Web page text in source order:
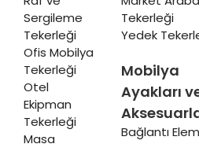
Sergileme
Tekerleği
Ofis Mobilya
Tekerleği
Otel
Ekipman
Tekerleği
Masa
Tekerleği
Yedek
Mobilya
Ayakları
Bağlantı